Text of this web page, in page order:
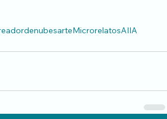
arteMicrorelatosAIIA